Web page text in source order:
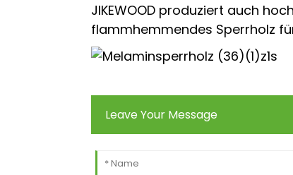
JIKEWOOD produziert auch
flammhemmendes Sperrholz
Leave Your Message